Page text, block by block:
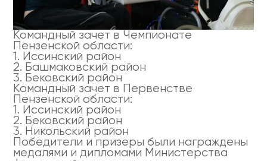
Командный зачет в Чемпионате
Пензенской области:
1. Иссинский район
2. Башмаковский район
3. Бековский район
Командный зачет в Первенстве
Пензенской области:
1. Иссинский район
2. Бековский район
3. Никольский район
Победители и призеры были награждены
медалями и дипломами Министерства